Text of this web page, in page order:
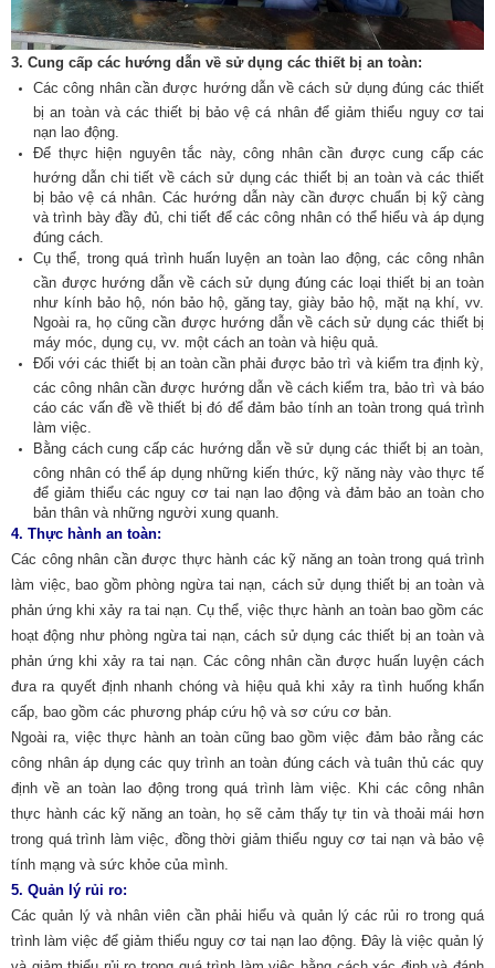
3. Cung cấp các hướng dẫn về sử dụng các thiết bị an toàn:
Các công nhân cần được hướng dẫn về cách sử dụng đúng các thiết
bị an toàn và các thiết bị bảo vệ cá nhân để giảm thiểu nguy cơ tai
nạn lao động.
Để thực hiện nguyên tắc này, công nhân cần được cung cấp các
hướng dẫn chi tiết về cách sử dụng các thiết bị an toàn và các thiết
bị bảo vệ cá nhân. Các hướng dẫn này cần được chuẩn bị kỹ càng
và trình bày đầy đủ, chi tiết để các công nhân có thể hiểu và áp dụng
đúng cách.
Cụ thể, trong quá trình huấn luyện an toàn lao động, các công nhân
cần được hướng dẫn về cách sử dụng đúng các loại thiết bị an toàn
như kính bảo hộ, nón bảo hộ, găng tay, giày bảo hộ, mặt nạ khí, vv.
Ngoài ra, họ cũng cần được hướng dẫn về cách sử dụng các thiết bị
máy móc, dụng cụ, vv. một cách an toàn và hiệu quả.
Đối với các thiết bị an toàn cần phải được bảo trì và kiểm tra định kỳ,
các công nhân cần được hướng dẫn về cách kiểm tra, bảo trì và báo
cáo các vấn đề về thiết bị đó để đảm bảo tính an toàn trong quá trình
làm việc.
Bằng cách cung cấp các hướng dẫn về sử dụng các thiết bị an toàn,
công nhân có thể áp dụng những kiến thức, kỹ năng này vào thực tế
để giảm thiểu các nguy cơ tai nạn lao động và đảm bảo an toàn cho
bản thân và những người xung quanh.
4. Thực hành an toàn:
Các công nhân cần được thực hành các kỹ năng an toàn trong quá trình
làm việc, bao gồm phòng ngừa tai nạn, cách sử dụng thiết bị an toàn và
phản ứng khi xảy ra tai nạn. Cụ thể, việc thực hành an toàn bao gồm các
hoạt động như phòng ngừa tai nạn, cách sử dụng các thiết bị an toàn và
phản ứng khi xảy ra tai nạn. Các công nhân cần được huấn luyện cách
đưa ra quyết định nhanh chóng và hiệu quả khi xảy ra tình huống khẩn
cấp, bao gồm các phương pháp cứu hộ và sơ cứu cơ bản.
Ngoài ra, việc thực hành an toàn cũng bao gồm việc đảm bảo rằng các
công nhân áp dụng các quy trình an toàn đúng cách và tuân thủ các quy
định về an toàn lao động trong quá trình làm việc. Khi các công nhân
thực hành các kỹ năng an toàn, họ sẽ cảm thấy tự tin và thoải mái hơn
trong quá trình làm việc, đồng thời giảm thiểu nguy cơ tai nạn và bảo vệ
tính mạng và sức khỏe của mình.
5. Quản lý rủi ro:
Các quản lý và nhân viên cần phải hiểu và quản lý các rủi ro trong quá
trình làm việc để giảm thiểu nguy cơ tai nạn lao động. Đây là việc quản lý